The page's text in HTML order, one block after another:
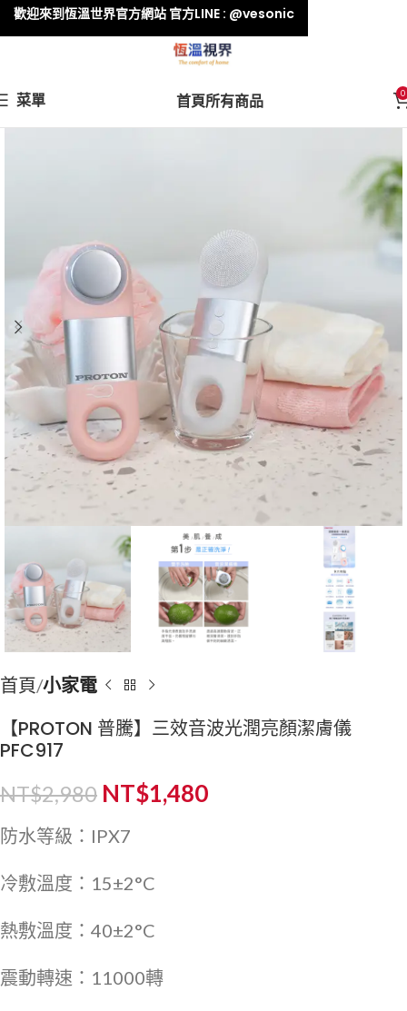
菜單 首頁所有商品 0
首頁 小家電
【PROTON 普騰】三效音波光潤亮顏潔膚儀
PFC917
NT$2,980 NT$1,480
防水等級：IPX7
冷敷溫度：15±2°C
熱敷溫度：40±2°C
震動轉速：11000轉
歡迎來到恆溫世界官方網站 官方LINE : @vesonic